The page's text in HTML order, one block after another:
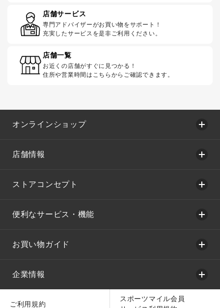
店舗サービス
専門アドバイザーがお買い物をサポート！
充実したサービスを是非ご利用ください。
店舗一覧
お近くの店舗がすぐに見つかる！
住所や営業時間はこちらからご確認できます。
オンラインショップ
店舗情報
ストアコンセプト
便利なサービス・機能
お買い物ガイド
企業情報
ご利用規約
スポーツマイル会員